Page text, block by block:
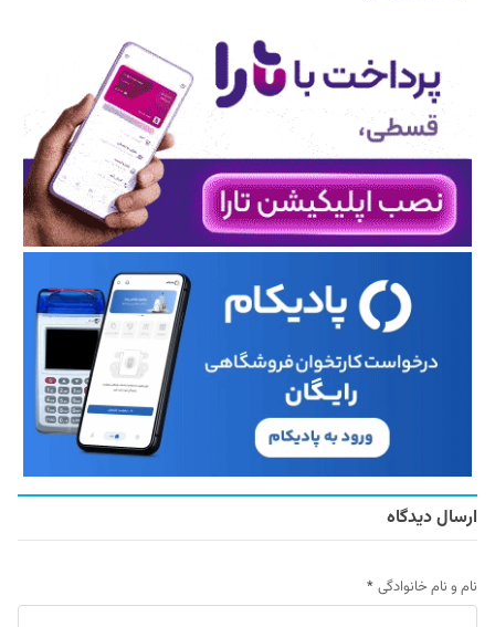
ارسال دیدگاه
نام و نام خانوادگی *